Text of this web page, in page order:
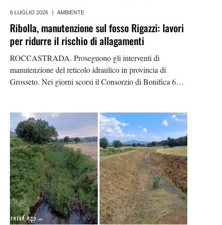
6 LUGLIO 2026 AMBIENTE
Ribolla, manutenzione sul fosso Rigazzi: lavori
per ridurre il rischio di allagamenti
ROCCASTRADA. Proseguono gli interventi di
manutenzione del reticolo idraulico in provincia di
Grosseto. Nei giorni scorsi il Consorzio di Bonifica 6
ridosso dell’abitato di Ribolla, nel comune